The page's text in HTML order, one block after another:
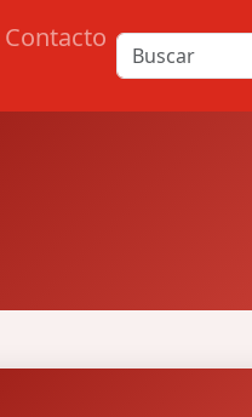
Contacto